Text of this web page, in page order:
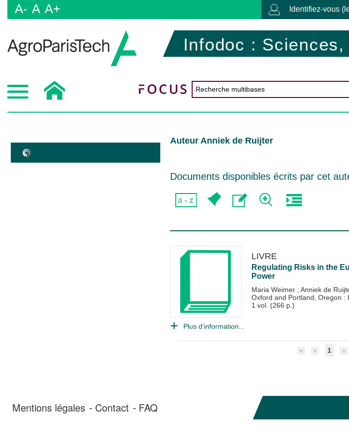
A- A A+ Identifiez-vous
Infodoc :
Auteur Anniek de Ruijter
Documents disponibles écrits par cet
LIVRE
Regulating Risks in the
Power
Maria Weimer ; Anniek de
Oxford and Portland, Oregon :
1 vol. (266 p.)
Plus d'information...
1
Mentions légales Contact FAQ